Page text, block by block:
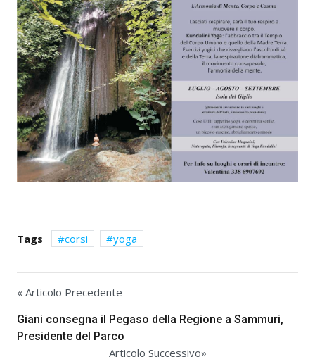
Tags corsi yoga
« Articolo Precedente
Giani consegna il Pegaso della Regione a Sammuri,
Presidente del Parco
Articolo Successivo»